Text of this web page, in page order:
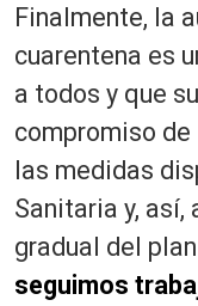
Finalmente, la
cuarentena es
a todos y que
compromiso
las medidas
Sanitaria y, así,
gradual del
seguimos